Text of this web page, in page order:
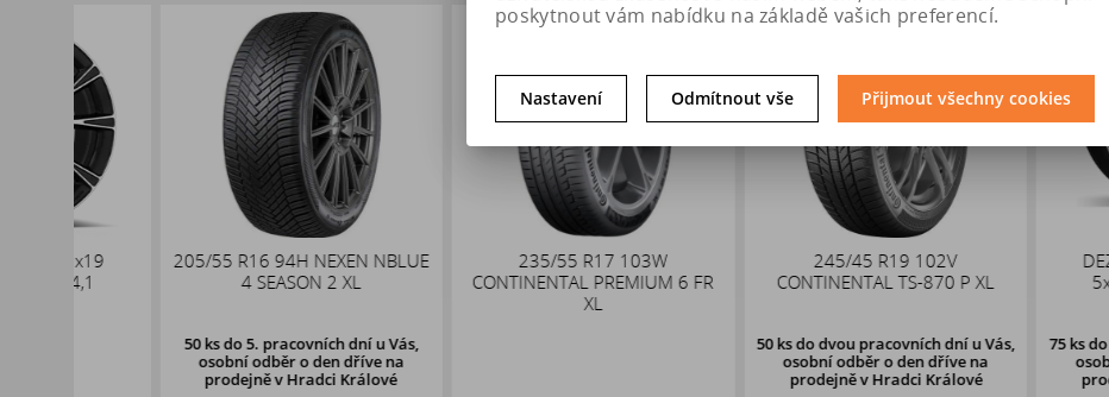
205/55 R16 94H NEXEN NBLUE
4 SEASON 2 XL
do 5. pracovních dní u Vás,
osobní odběr o den dříve na
v Hradci Králové
235/55 R17 103W
CONTINENTAL PREMIUM 6 FR
245/45 R19 102V
CONTINENTAL TS-870 P XL
do dvou pracovních dní u Vás,
osobní odběr o den dřívena
prodejně v Hradci Králové
DEZENT KB
5x114,3
75 ksdo dvou
osobní odběr o
prodejně v
poskytnout vám nabídku na základě vašich preferencí.
Nastavení Odmítnout vše Přijmout všechny cookies